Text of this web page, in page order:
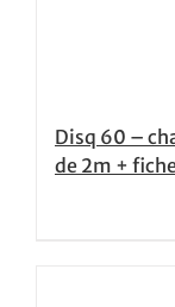
Disq 60 –
de 2m +